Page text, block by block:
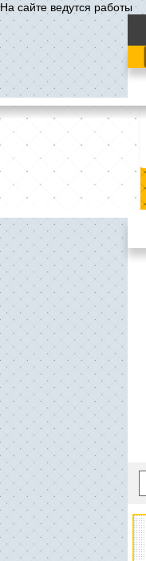
На сайте ведутся работы